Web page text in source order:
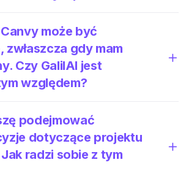
może być
zwłaszcza gdy mam
Czy GalilAI jest
względem?
podejmować
dotyczące projektu
radzi sobie z tym